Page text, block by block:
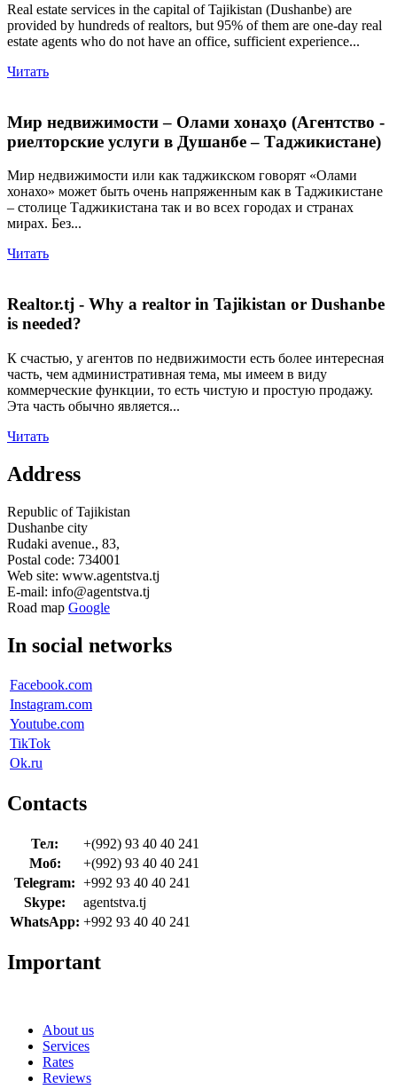
Real estate services in the capital of Tajikistan (Dushanbe) are
provided by hundreds of realtors, but 95% of them are one-day real
estate agents who do not have an office, sufficient experience...
Читать
Мир недвижимости – Олами хонаҳо (Агентство -
риелторские услуги в Душанбе – Таджикистане)
Мир недвижимости или как таджикском говорят «Олами
хонахо» может быть очень напряженным как в Таджикистане
– столице Таджикистана так и во всех городах и странах
мирах. Без...
Читать
Realtor.tj - Why a realtor in Tajikistan or Dushanbe
is needed?
К счастью, у агентов по недвижимости есть более интересная
часть, чем административная тема, мы имеем в виду
коммерческие функции, то есть чистую и простую продажу.
Эта часть обычно является...
Читать
Address
Republic of Tajikistan
Dushanbe city
Rudaki avenue., 83,
Postal code: 734001
Web site: www.agentstva.tj
E-mail: info@agentstva.tj
Road map Google
In social networks
Facebook.com
Instagram.com
Youtube.com
TikTok
Ok.ru
Contacts
Тел:
+(992) 93 40 40 241
Моб:
+(992) 93 40 40 241
Telegram: +992 93 40 40 241
Skype:
agentstva.tj
WhatsApp: +992 93 40 40 241
Important
About us
Services
Rates
Reviews